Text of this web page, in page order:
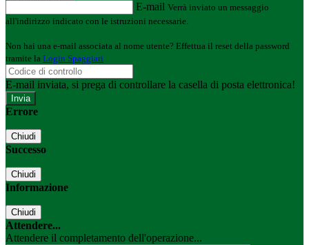
E-mail Verrà inviato un messaggio
all'indirizzo indicato con le istruzioni necessarie.
Non hai una e-mail associata al nome utente? Effettua il reset della password
tramite la Login Spaggiari
E-mail inviata, si prega di controllare la casella di posta elettronica!
Errore
Chiudi
Successo
Chiudi
Informazione
Chiudi
Attendere...
Attendere il completamento dell'operazione...